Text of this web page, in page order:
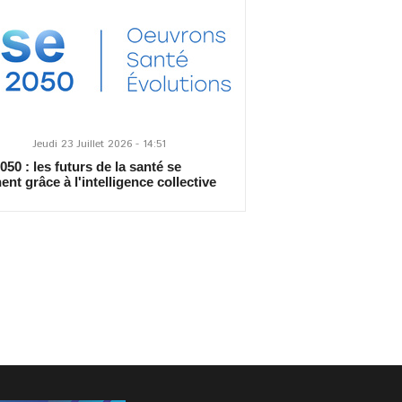
Jeudi 23 Juillet 2026 - 14:51
: les futurs de la santé se
grâce à l'intelligence collective